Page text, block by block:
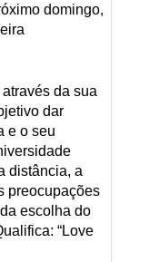
domingo,
da sua
dar
e o seu
distância, a
preocupações
escolha do
“Love